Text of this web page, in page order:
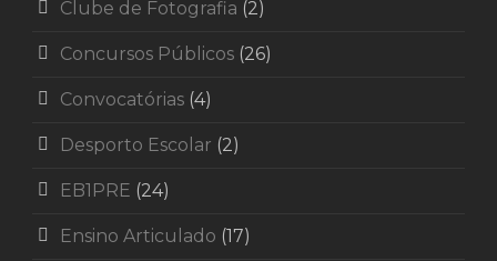
Clube de Fotografia (2)
Concursos Públicos (26)
Convocatórias (4)
Desporto Escolar (2)
EB1PRE (24)
Ensino Articulado (17)